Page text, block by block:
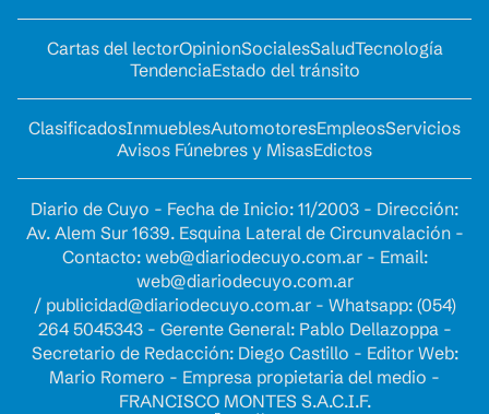
Cartas del lectorOpinionSocialesSaludTecnología
TendenciaEstado del tránsito
ClasificadosInmueblesAutomotoresEmpleosServicios
Avisos Fúnebres y MisasEdictos
Diario de Cuyo - Fecha de Inicio: 11/2003 - Dirección:
Av. Alem Sur 1639. Esquina Lateral de Circunvalación -
Contacto: web@diariodecuyo.com.ar- Email:
web@diariodecuyo.com.ar
/ publicidad@diariodecuyo.com.ar- Whatsapp: (054)
264 5045343 - Gerente General: Pablo Dellazoppa -
Secretario de Redacción: Diego Castillo - Editor Web:
Mario Romero - Empresa propietaria del medio -
FRANCISCO MONTES S.A.C.I.F.